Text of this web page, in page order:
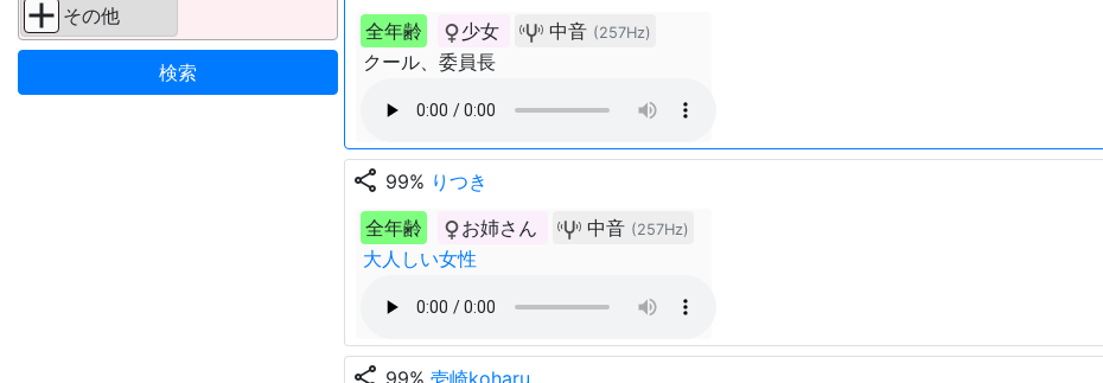
その他
全年齢
少女 中音 (257Hz)
クール、委員長
share 99% りつき
全年齢
お姉さん 中音 (257Hz)
大人しい女性